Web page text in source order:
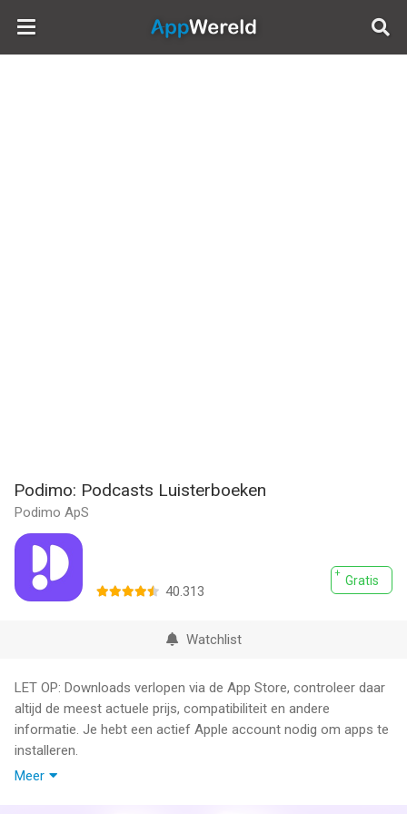
AppWereld
Podimo: Podcasts Luisterboeken
Podimo ApS
Gratis
40.313
Watchlist
LET OP: Downloads verlopen via de App Store, controleer daar
altijd de meest actuele prijs, compatibiliteit en andere
informatie. Je hebt een actief Apple account nodig om apps te
installeren.
Meer